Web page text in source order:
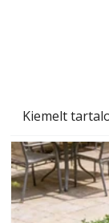
Kiemelt